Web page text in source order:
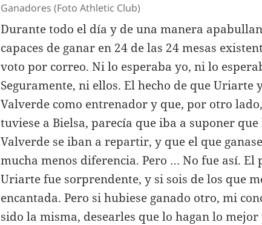
Ganadores (Foto Athletic Club)
Durante todo el día y de una manera
capaces de ganar en 24 de las 24 mesas
voto por correo. Ni lo esperaba yo, ni lo
Seguramente, ni ellos. El hecho de que Uriarte
Valverde como entrenador y que, por otro
tuviese a Bielsa, parecía que iba a suponer
Valverde se iban a repartir, y que el que
mucha menos diferencia. Pero … No fue así. El
Uriarte fue sorprendente, y si sois de los que
encantada. Pero si hubiese ganado otro, mi
sido la misma, desearles que lo hagan lo